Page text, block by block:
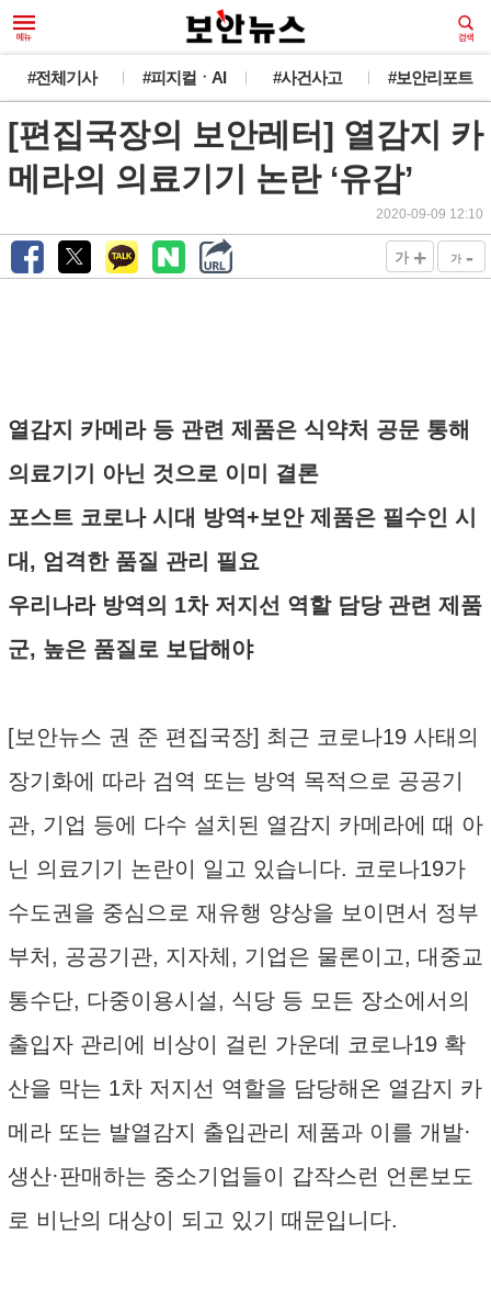
#전체기사 #피지컬ㆍAI #사건사고 #보안리포트
[편집국장의 보안레터] 열감지 카
메라의 의료기기 논란 ‘유감’
2020-09-09 12:10
가 + 가 -
열감지 카메라 등 관련 제품은 식약처 공문 통해
의료기기 아닌 것으로 이미 결론
포스트 코로나 시대 방역+보안 제품은 필수인 시
대, 엄격한 품질 관리 필요
우리나라 방역의 1차 저지선 역할 담당 관련 제품
군, 높은 품질로 보답해야
[보안뉴스 권 준 편집국장] 최근 코로나19 사태의
장기화에 따라 검역 또는 방역 목적으로 공공기
관, 기업 등에 다수 설치된 열감지 카메라에 때 아
닌 의료기기 논란이 일고 있습니다. 코로나19가
수도권을 중심으로 재유행 양상을 보이면서 정부
부처, 공공기관, 지자체, 기업은 물론이고, 대중교
통수단, 다중이용시설, 식당 등 모든 장소에서의
출입자 관리에 비상이 걸린 가운데 코로나19 확
산을 막는 1차 저지선 역할을 담당해온 열감지 카
메라 또는 발열감지 출입관리 제품과 이를 개발·
생산·판매하는 중소기업들이 갑작스런 언론보도
로 비난의 대상이 되고 있기 때문입니다.